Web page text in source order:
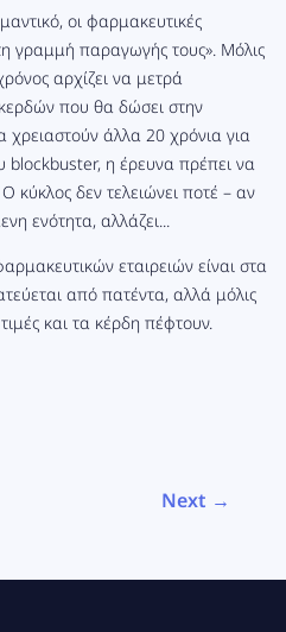
οι φαρμακευτικές
γραμμή παραγωγής τους». Μόλις
αρχίζει να μετρά
που θα δώσει στην
χρειαστούν άλλα 20 χρόνια για
blockbuster, η έρευνα πρέπει να
κύκλος δεν τελειώνει ποτέ – αν
ενότητα, αλλάζει...
εταιρειών είναι στα
από πατέντα, αλλά μόλις
και τα κέρδη πέφτουν.
Next →